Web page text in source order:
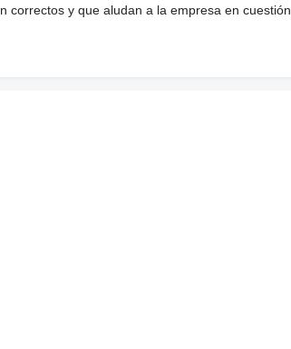
y que aludan a la empresa en cuestión.